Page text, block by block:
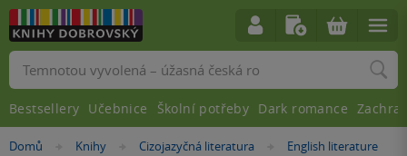
Nacházíte
Domů Knihy Cizojazyčná literatura English literature
Vyhledávání
Bestsellery Učebnice Školní potřeby Dark romance